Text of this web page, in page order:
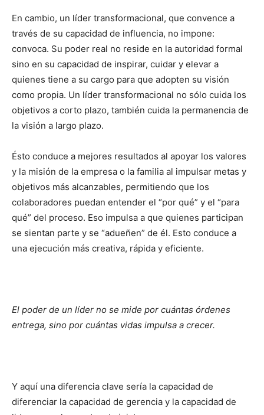
En cambio, un líder transformacional, que convence a
través de su capacidad de influencia, no impone:
convoca. Su poder real no reside en la autoridad formal
sino en su capacidad de inspirar, cuidar y elevar a
quienes tiene a su cargo para que adopten su visión
como propia. Un líder transformacional no sólo cuida los
objetivos a corto plazo, también cuida la permanencia de
la visión a largo plazo.
Ésto conduce a mejores resultados al apoyar los valores
y la misión de la empresa o la familia al impulsar metas y
objetivos más alcanzables, permitiendo que los
colaboradores puedan entender el “por qué” y el “para
qué” del proceso. Eso impulsa a que quienes participan
se sientan parte y se “adueñen” de él. Esto conduce a
una ejecución más creativa, rápida y eficiente.
El poder de un líder no se mide por cuántas órdenes
entrega, sino por cuántas vidas impulsa a crecer.
Y aquí una diferencia clave sería la capacidad de
diferenciar la capacidad de gerencia y la capacidad de